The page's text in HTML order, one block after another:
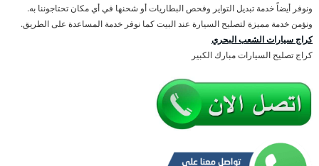
ونوفر أيضاً خدمة تبديل التواير وفحص البطاريات أو شحنها في أي مكان تحتاجوننا به.
ونؤمن خدمة مميزة لتصليح السيارة عند البيت كما نوفر خدمة المساعدة على الطريق.
كراج سيارات الشعب البحري
كراج تصليح السيارات مبارك الكبير